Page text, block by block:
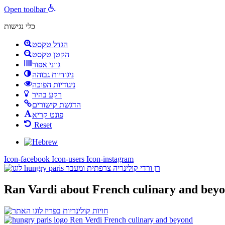
Open toolbar
כלי נגישות
הגדל טקסט
הקטן טקסט
גווני אפור
ניגודיות גבוהה
ניגודיות הפוכה
רקע בהיר
הדגשת קישורים
פונט קריא
Reset
Icon-facebook Icon-users Icon-instagram
Ran Vardi about French culinary and